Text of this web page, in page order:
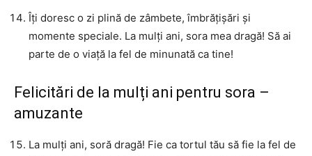
Îți doresc o zi plină de zâmbete, îmbrățișări și
momente speciale. La mulți ani, sora mea dragă! Să ai
parte de o viață la fel de minunată ca tine!
Felicitări de la mulți ani pentru sora –
amuzante
La mulți ani, soră dragă! Fie ca tortul tău să fie la fel de